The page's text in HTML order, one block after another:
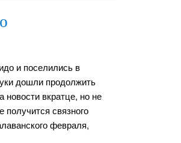
и поселились в
дошли продолжить
новости вкратце, но не
получится связного
февраля,